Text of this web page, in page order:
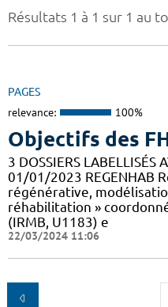
Résultats 1 à 1 sur 1 au
PAGES
relevance: 100%
Objectifs des
3 DOSSIERS LABELLISÉS
01/01/2023 REGENHAB
régénérative,
réhabilitation » coordonné
(IRMB, U1183) e
22/03/2024 11:06